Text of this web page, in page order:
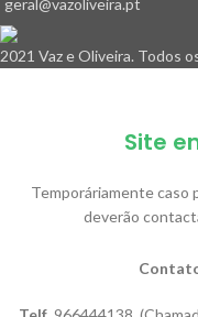
geral@vazoliveira.pt
2021 Vaz e Oliveira. Todos
Site
Temporáriamente caso
deverão